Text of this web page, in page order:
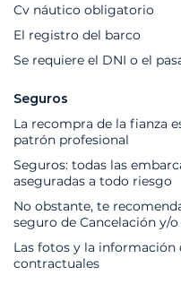
Cv náutico obligatorio
El registro del barco
Se requiere el DNI o el
Seguros
La recompra de la fianza
patrón profesional
Seguros: todas las
aseguradas a todo riesgo
No obstante, te
seguro de Cancelación y/
Las fotos y la información
contractuales